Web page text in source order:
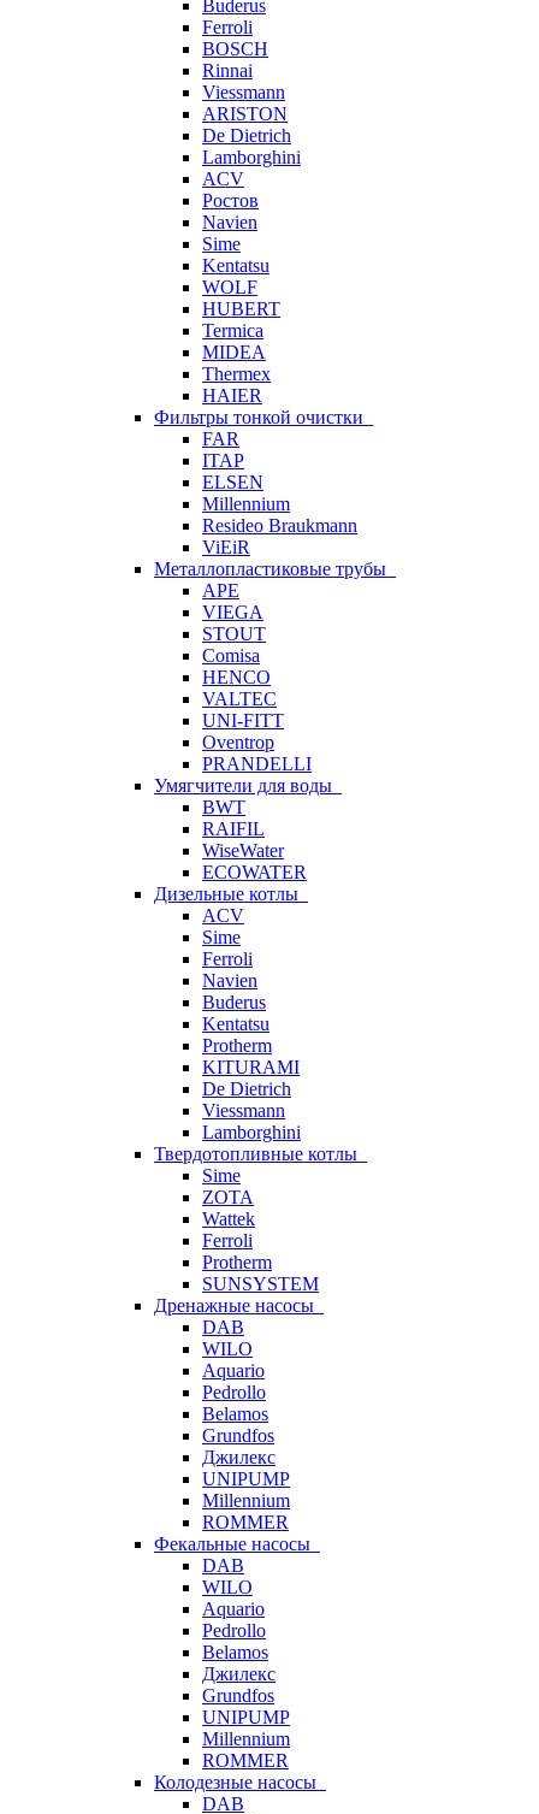
Buderus
Ferroli
BOSCH
Rinnai
Viessmann
ARISTON
De Dietrich
Lamborghini
ACV
Ростов
Navien
Sime
Kentatsu
WOLF
HUBERT
Termica
MIDEA
Thermex
HAIER
Фильтры тонкой очистки
FAR
ITAP
ELSEN
Millennium
Resideo Braukmann
ViEiR
Металлопластиковые трубы
APE
VIEGA
STOUT
Comisa
HENCO
VALTEC
UNI-FITT
Oventrop
PRANDELLI
Умягчители для воды
BWT
RAIFIL
WiseWater
ECOWATER
Дизельные котлы
ACV
Sime
Ferroli
Navien
Buderus
Kentatsu
Protherm
KITURAMI
De Dietrich
Viessmann
Lamborghini
Твердотопливные котлы
Sime
ZOTA
Wattek
Ferroli
Protherm
SUNSYSTEM
Дренажные насосы
DAB
WILO
Aquario
Pedrollo
Belamos
Grundfos
Джилекс
UNIPUMP
Millennium
ROMMER
Фекальные насосы
DAB
WILO
Aquario
Pedrollo
Belamos
Джилекс
Grundfos
UNIPUMP
Millennium
ROMMER
Колодезные насосы
DAB